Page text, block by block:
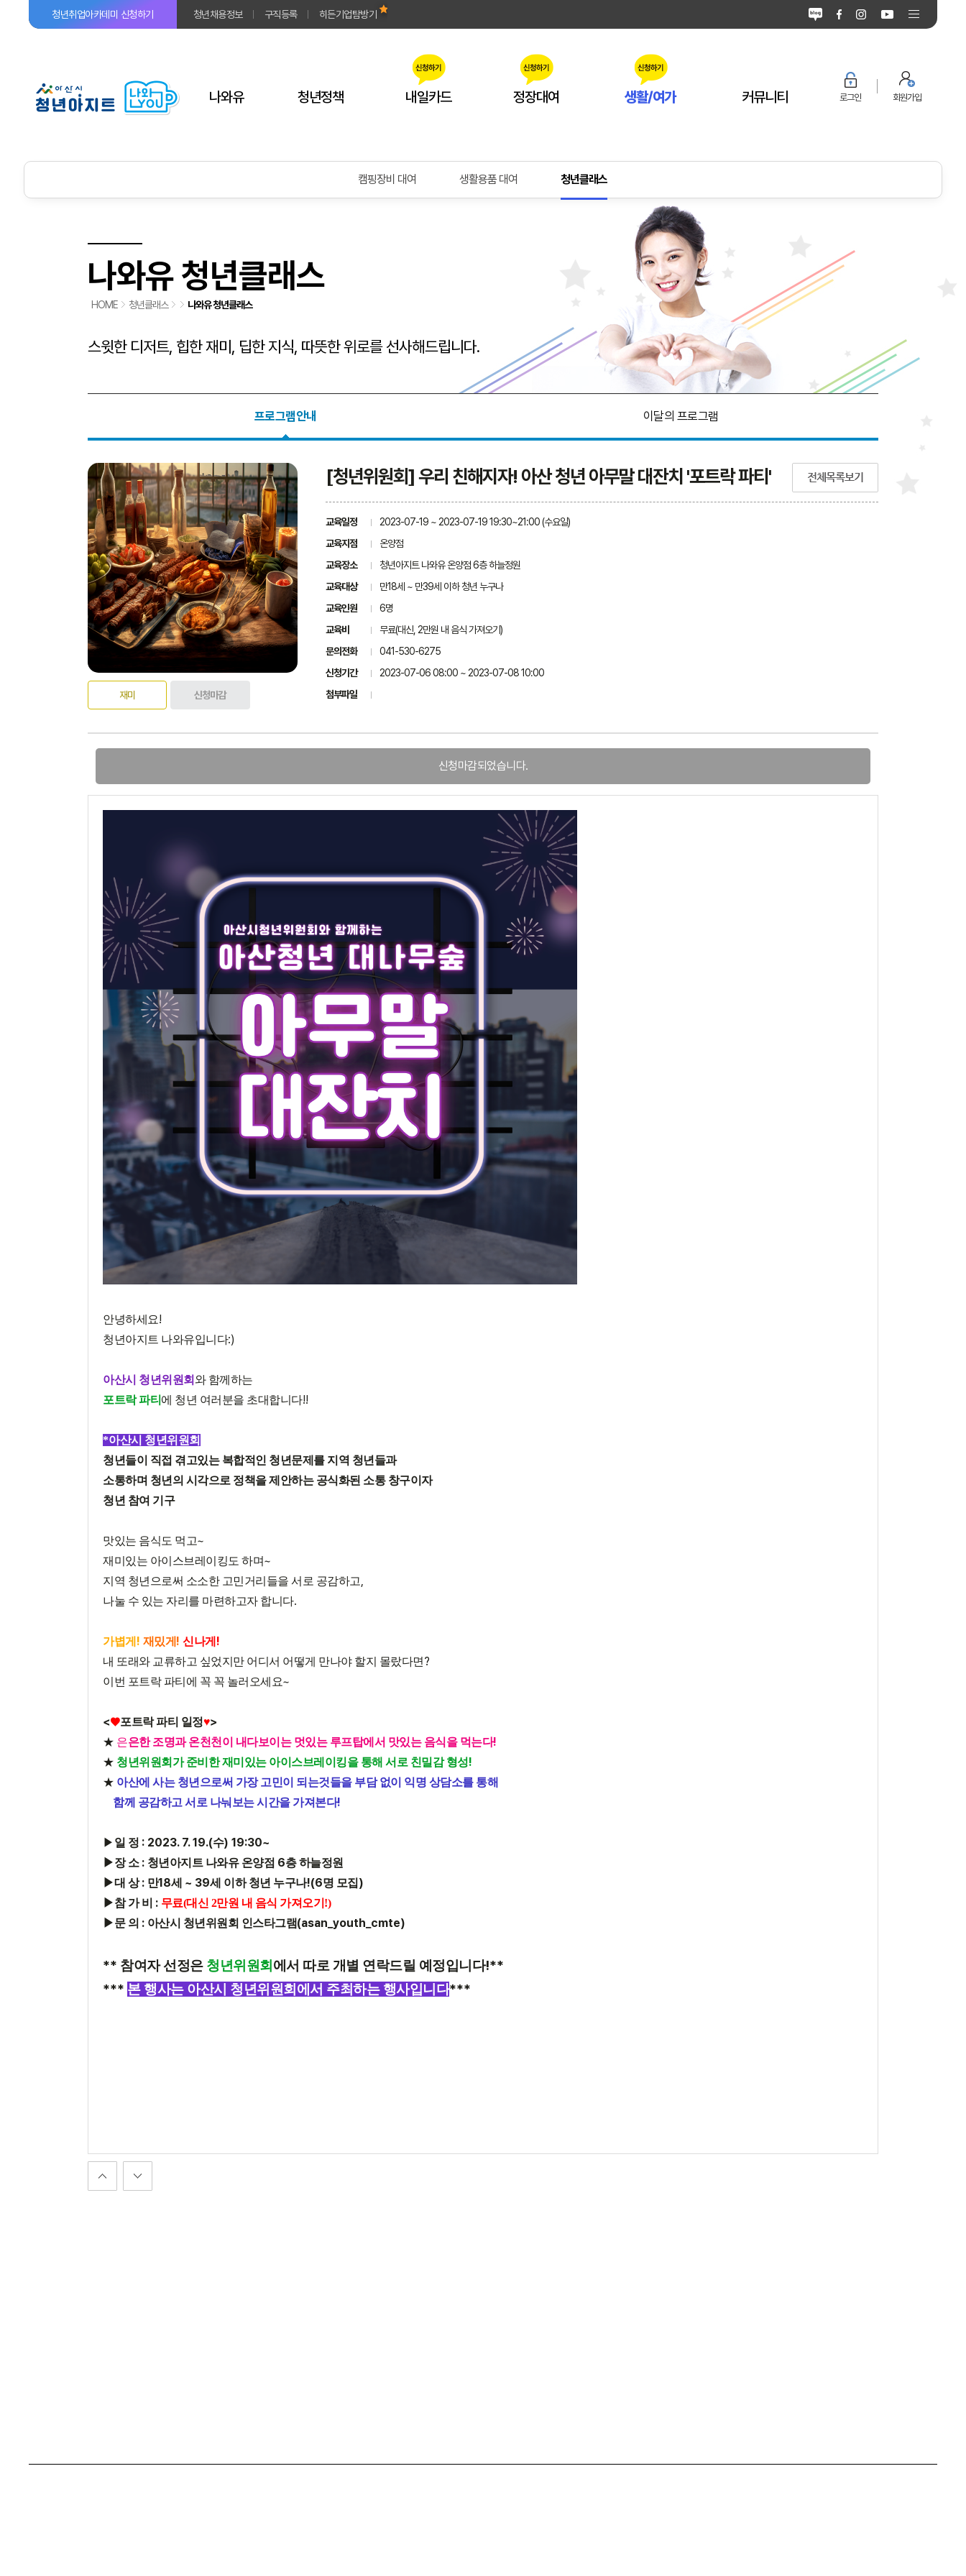
청년취업아카데미 신청하기 청년채용정보 구직등록 히든기업탐방기
나와유 청년정책 내일카드 정장대여 생활/여가 커뮤니티 로그인 회원가입
캠핑장비 대여 생활용품 대여 청년클래스
나와유 청년클래스
HOME 청년클래스 나와유 청년클래스
스윗한 디저트, 힙한 재미, 딥한 지식, 따뜻한 위로를 선사해드립니다.
프로그램안내 이달의 프로그램
재미 신청마감
[청년위원회] 우리 친해지자! 아산 청년 아무말 대잔치 '포트락 파티' 전체목록보기
교육일정
2023-07-19 ~ 2023-07-19 19:30~21:00 (수요일)
교육지점
온양점
교육장소
청년아지트 나와유 온양점 6층 하늘정원
교육대상
만18세 ~ 만39세 이하 청년 누구나
교육인원
6명
교육비
무료(대신, 2만원 내 음식 가져오기)
문의전화
041-530-6275
신청기간
2023-07-06 08:00 ~ 2023-07-08 10:00
첨부파일
신청마감되었습니다.
안녕하세요!
청년아지트 나와유입니다:)
아산시 청년위원회 와 함께하는
포트락 파티 에 청년 여러분을 초대합니다!!
*아산시 청년위원회
청년들이 직접 겪고있는 복합적인 청년문제를 지역 청년들과
소통하며 청년의 시각으로 정책을 제안하는 공식화된 소통 창구이자
청년 참여 기구
맛있는 음식도 먹고~
재미있는 아이스브레이킹도 하며~
지역 청년으로써 소소한 고민거리들을 서로 공감하고
나눌 수 있는 자리를 마련하고자 합니다.
가볍게 ! 재밌게 ! 신나게 !
내 또래와 교류하고 싶었지만 어디서 어떻게 만나야 할지 몰랐다면 ?
이번 포트락 파티에 꼭 꼭 놀러오세요~
<♥포트락 파티 일정♥>
★ 은은한 조명과 온천천이 내다보이는 멋있는 루프탑에서 맛있는 음식을 먹는다!
★ 청년위원회가 준비한 재미있는 아이스브레이킹을 통해 서로 친밀감 형성!
★ 아산에 사는 청년으로써 가장 고민이 되는것들을 부담 없이 익명 상담소를 통해
함께 공감하고 서로 나눠보는 시간을 가져본다!
▶ 일 정 : 2023. 7. 19.(수) 19:30~
▶장 소 : 청년아지트 나와유 온양점 6층 하늘정원
▶대 상: 만18세 ~ 39세 이하 청년 누구나!(6명 모집)
▶참 가 비 : 무료(대신 2만원 내 음식 가져오기!)
▶문 의 : 아산시 청년위원회 인스타그램(asan_youth_cmte)
** 참여자 선정은 청년위원회 에서 따로 개별 연락드릴 예정입니다!**
*** 본 행사는 아산시 청년위원회에서 주최하는 행사입니다***